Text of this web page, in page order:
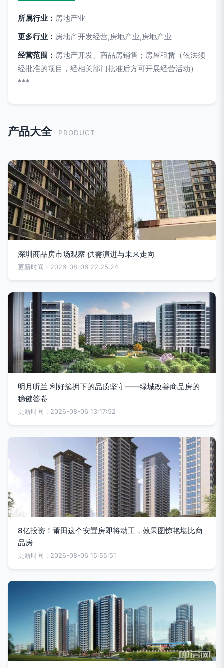
所属行业： 房地产业
更多行业： 房地产开发经营,房地产业,房地产业
经营范围： 房地产开发、商品房销售；房屋租赁（依法须
经批准的项目，经相关部门批准后方可开展经营活动）
***
产品大全 PRODUCT
深圳商品房市场观察 供需演进与未来走向
更新时间：2026-08-06 22:25:24
明月听兰 利好簇拥下的品质坚守——绿城改善商品房的
稳健答卷
更新时间：2026-08-06 13:17:52
8亿投资！莆田这个安置房即将动工，效果图惊艳堪比商
品房
更新时间：2026-08-06 15:55:51